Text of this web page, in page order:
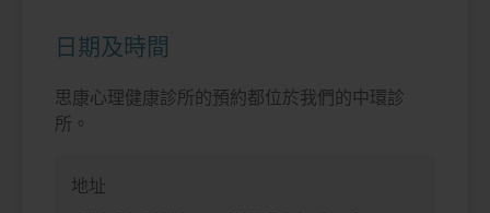
日期及時間
思康心理健康診所的預約都位於我們的中環診
所。
地址